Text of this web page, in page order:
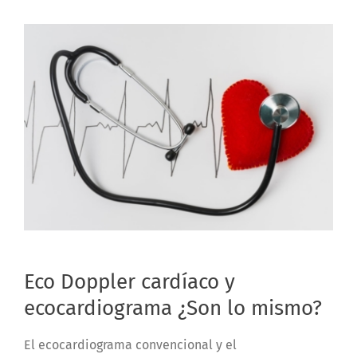
Eco Doppler cardíaco y
ecocardiograma ¿Son lo mismo?
El ecocardiograma convencional y el